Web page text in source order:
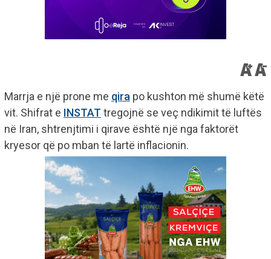
Marrja e një prone me qira po kushton më shumë këtë
vit. Shifrat e INSTAT tregojnë se veç ndikimit të luftës
në Iran, shtrenjtimi i qirave është një nga faktorët
kryesor që po mban të lartë inflacionin.